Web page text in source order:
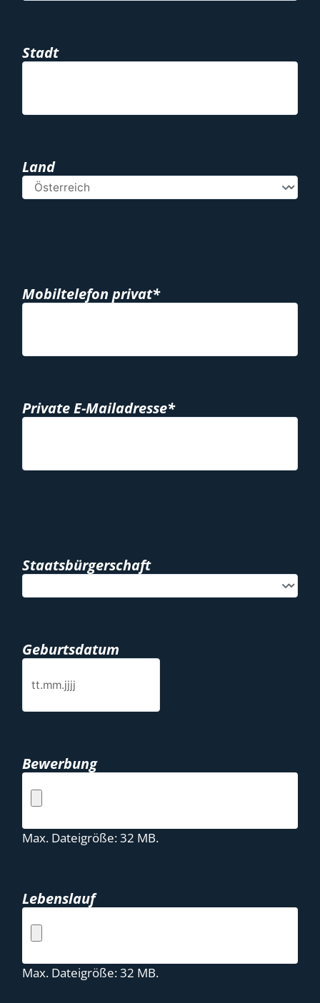
Stadt
Land
Mobiltelefon privat*
Private E-Mailadresse*
Staatsbürgerschaft
Geburtsdatum
Bewerbung
Max. Dateigröße: 32 MB.
Lebenslauf
Max. Dateigröße: 32 MB.